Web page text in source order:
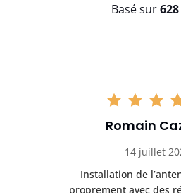
Basé sur
Romain
14 juillet
Installation de
proprement avec des